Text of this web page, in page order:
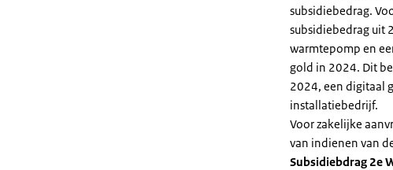
subsidiebedrag.
subsidiebedrag uit
warmtepomp en
gold in 2024. Dit
2024, een digitaal
installatiebedrijf.
Voor zakelijke
van indienen van
Subsidiebdrag 2e